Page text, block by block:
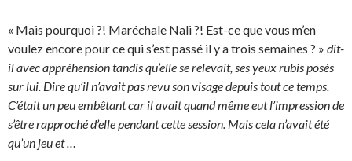
« Mais pourquoi ?! Maréchale Nali ?! Est-ce que vous m’en
voulez encore pour ce qui s’est passé il y a trois semaines ? » dit-
il avec appréhension tandis qu’elle se relevait, ses yeux rubis posés
sur lui. Dire qu’il n’avait pas revu son visage depuis tout ce temps.
C’était un peu embêtant car il avait quand même eut l’impression de
s’être rapproché d’elle pendant cette session. Mais cela n’avait été
qu’un jeu et …